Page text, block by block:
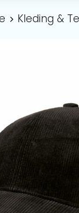
Kleding &